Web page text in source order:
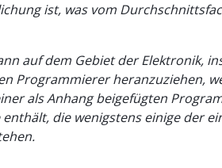
ist, was vom
auf dem Gebiet der Elektronik,
Programmierer heranzuziehen,
als Anhang beigefügten
die wenigstens einige der